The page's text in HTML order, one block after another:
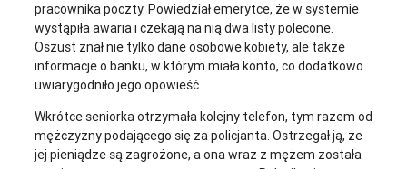
pracownika poczty. Powiedział emerytce, że w systemie
wystąpiła awaria i czekają na nią dwa listy polecone.
Oszust znał nie tylko dane osobowe kobiety, ale także
informacje o banku, w którym miała konto, co dodatkowo
uwiarygodniło jego opowieść.
Wkrótce seniorka otrzymała kolejny telefon, tym razem od
mężczyzny podającego się za policjanta. Ostrzegał ją, że
jej pieniądze są zagrożone, a ona wraz z mężem została